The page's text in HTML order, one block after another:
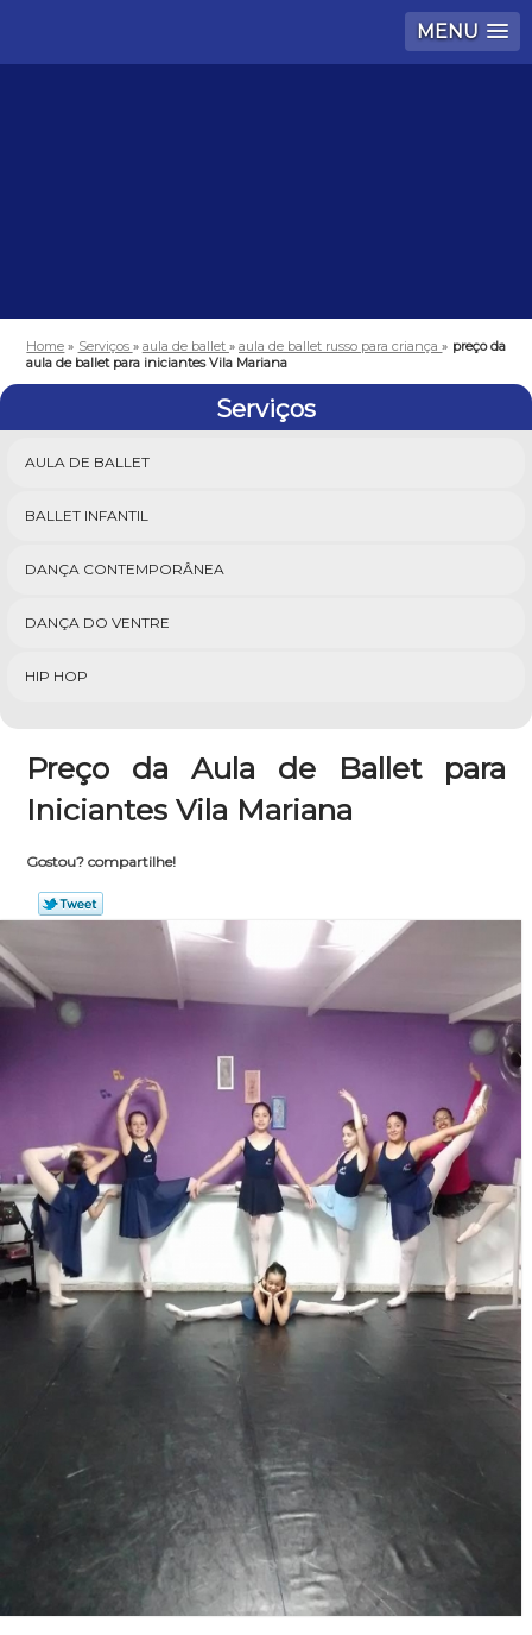
MENU
Home » Serviços » aula de ballet »aula de ballet russo para criança» preço da
aula de ballet para iniciantes Vila Mariana
Serviços
AULA DE BALLET
BALLET INFANTIL
DANÇA CONTEMPORÂNEA
DANÇA DO VENTRE
HIP HOP
Preço da Aula de Ballet para
Iniciantes Vila Mariana
Gostou? compartilhe!